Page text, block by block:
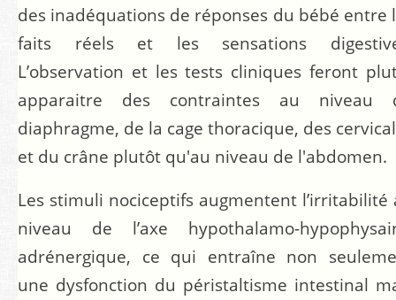
des inadéquations de réponses du bébé entre
faits réels et les sensations
L’observation et les tests cliniques feront
apparaitre des contraintes au niveau
diaphragme, de la cage thoracique, des
et du crâne plutôt qu'au niveau de l'abdomen.
Les stimuli nociceptifs augmentent l’irritabilité
niveau de l’axe hypothalamo-
adrénergique, ce qui entraîne non
une dysfonction du péristaltisme intestinal